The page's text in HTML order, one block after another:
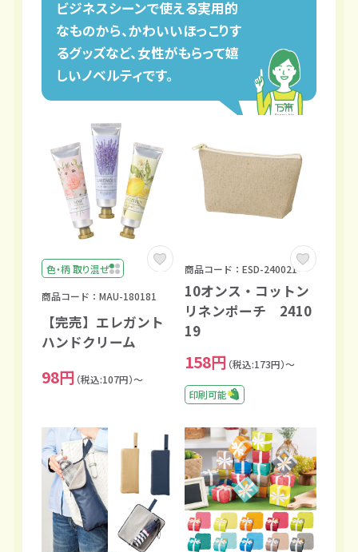
ビジネスシーンで使える実用的
なものから、かわいいほっこりす
るグッズなど、女性がもらって嬉
しいノベルティです。
色・柄 取り混ぜ
商品コード：MAU-180181
【完売】エレガント
ハンドクリーム
98円 （税込:107円）～
商品コード：ESD-240021
10オンス・コットン
リネンポーチ 2410
19
158円 （税込:173円）～
印刷可能